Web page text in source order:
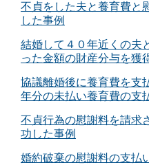
不貞をした夫と養育費と
した事例
結婚して４０年近くの夫
った金額の財産分与を獲
協議離婚後に養育費を支
年分の未払い養育費の支
不貞行為の慰謝料を請求
功した事例
婚約破棄の慰謝料の支払